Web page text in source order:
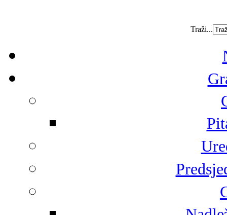
Traži...